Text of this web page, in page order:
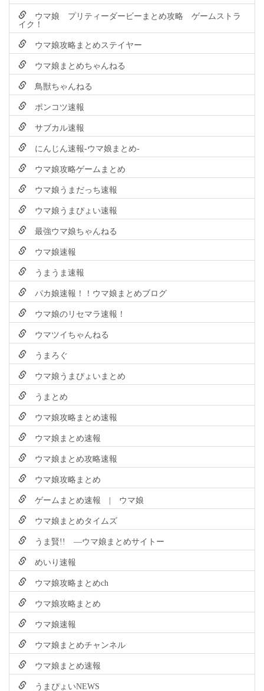
ウマ娘 プリティーダービーまとめ攻略 ゲームストラ
イク！
ウマ娘攻略まとめステイヤー
ウマ娘まとめちゃんねる
鳥獣ちゃんねる
ポンコツ速報
サブカル速報
にんじん速報-ウマ娘まとめ-
ウマ娘攻略ゲームまとめ
ウマ娘うまだっち速報
ウマ娘うまぴょい速報
最強ウマ娘ちゃんねる
ウマ娘速報
うまうま速報
パカ娘速報！！ウマ娘まとめブログ
ウマ娘のリセマラ速報！
ウマツイちゃんねる
うまろぐ
ウマ娘うまぴょいまとめ
うまとめ
ウマ娘攻略まとめ速報
ウマ娘まとめ速報
ウマ娘まとめ攻略速報
ウマ娘攻略まとめ
ゲームまとめ速報 | ウマ娘
ウマ娘まとめタイムズ
うま賢!! ―ウマ娘まとめサイトー
めいり速報
ウマ娘攻略まとめch
ウマ娘攻略まとめ
ウマ娘速報
ウマ娘まとめチャンネル
ウマ娘まとめ速報
うまぴょいNEWS